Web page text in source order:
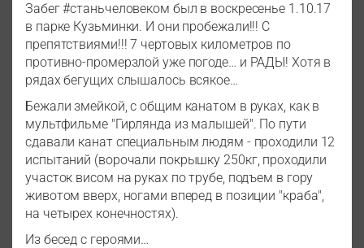
Забег #станьчеловеком был в воскресенье 1.10.17
в парке Кузьминки. И они пробежали!!! С
препятствиями!!! 7 чертовых километров по
противно-промерзлой уже погоде… и РАДЫ! Хотя в
рядах бегущих слышалось всякое…
Бежали змейкой, с общим канатом в руках, как в
мультфильме "Гирлянда из малышей". По пути
сдавали канат специальным людям - проходили 12
испытаний (ворочали покрышку 250кг, проходили
участок висом на руках по трубе, подъем в гору
животом вверх, ногами вперед в позиции "краба",
на четырех конечностях).
Из бесед с героями…